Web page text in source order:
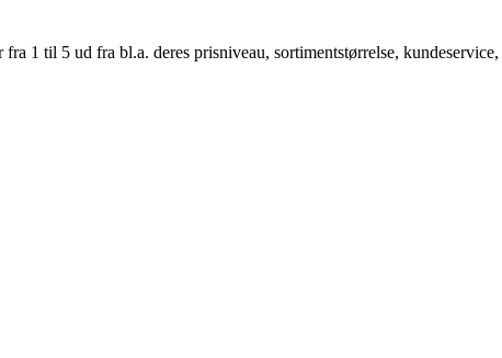
1 til 5 ud fra bl.a. deres prisniveau, sortimentstørrelse,